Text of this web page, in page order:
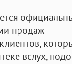
продаж
вслух,